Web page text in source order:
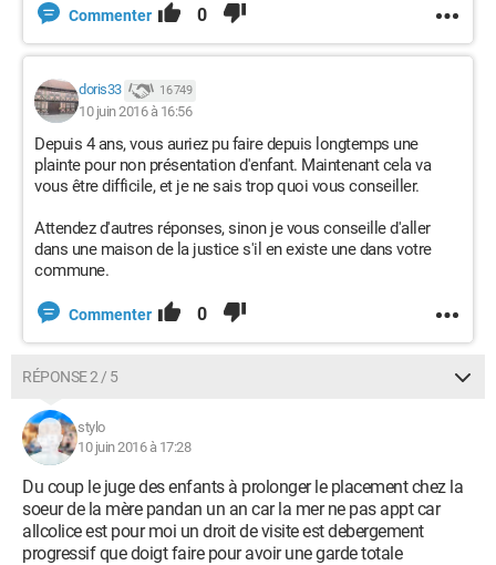
Commenter 0
doris33 16 749
10 juin 2016 à 16:56
Depuis 4 ans, vous auriez pu faire depuis longtemps une
plainte pour non présentation d'enfant. Maintenant cela va
vous être difficile, et je ne sais trop quoi vous conseiller.
Attendez d'autres réponses, sinon je vous conseille d'aller
dans une maison de la justice s'il en existe une dans votre
commune.
Commenter 0
RÉPONSE 2 / 5
stylo
10 juin 2016 à 17:28
Du coup le juge des enfants à prolonger le placement chez la
soeur de la mère pandan un an car la mer ne pas appt car
allcolice est pour moi un droit de visite est debergement
progressif que doigt faire pour avoir une garde totale